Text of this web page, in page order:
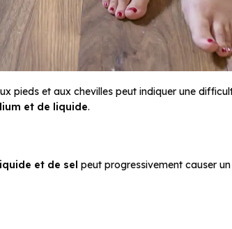
pieds et aux chevilles peut indiquer une
et de liquide.
et de sel peut progressivement causer